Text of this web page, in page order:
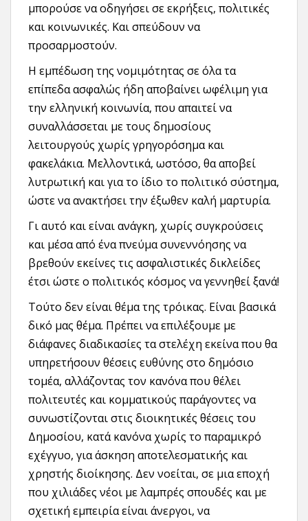
μπορούσε να οδηγήσει σε εκρήξεις, πολιτικές
και κοινωνικές. Και σπεύδουν να
προσαρμοστούν.
Η εμπέδωση της νομιμότητας σε όλα τα
επίπεδα ασφαλώς ήδη αποβαίνει ωφέλιμη για
την ελληνική κοινωνία, που απαιτεί να
συναλλάσσεται με τους δημοσίους
λειτουργούς χωρίς γρηγορόσημα και
φακελάκια. Μελλοντικά, ωστόσο, θα αποβεί
λυτρωτική και για το ίδιο το πολιτικό σύστημα,
ώστε να ανακτήσει την έξωθεν καλή μαρτυρία.
Γι αυτό και είναι ανάγκη, χωρίς συγκρούσεις
και μέσα από ένα πνεύμα συνεννόησης να
βρεθούν εκείνες τις ασφαλιστικές δικλείδες
έτσι ώστε ο πολιτικός κόσμος να γεννηθεί ξανά!
Τούτο δεν είναι θέμα της τρόικας. Είναι βασικά
δικό μας θέμα. Πρέπει να επιλέξουμε με
διάφανες διαδικασίες τα στελέχη εκείνα που θα
υπηρετήσουν θέσεις ευθύνης στο δημόσιο
τομέα, αλλάζοντας τον κανόνα που θέλει
πολιτευτές και κομματικούς παράγοντες να
συνωστίζονται στις διοικητικές θέσεις του
Δημοσίου, κατά κανόνα χωρίς το παραμικρό
εχέγγυο, για άσκηση αποτελεσματικής και
χρηστής διοίκησης. Δεν νοείται, σε μια εποχή
που χιλιάδες νέοι με λαμπρές σπουδές και με
σχετική εμπειρία είναι άνεργοι, να